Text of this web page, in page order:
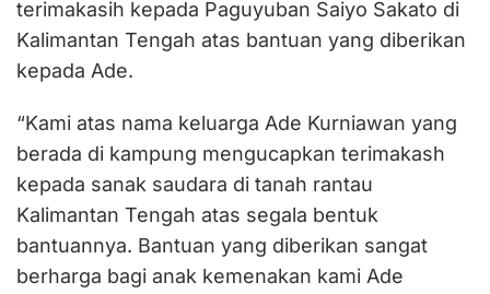
terimakasih kepada Paguyuban Saiyo Sakato di
Kalimantan Tengah atas bantuan yang diberikan
kepada Ade.
“Kami atas nama keluarga Ade Kurniawan yang
berada di kampung mengucapkan terimakash
kepada sanak saudara di tanah rantau
Kalimantan Tengah atas segala bentuk
bantuannya. Bantuan yang diberikan sangat
berharga bagi anak kemenakan kami Ade